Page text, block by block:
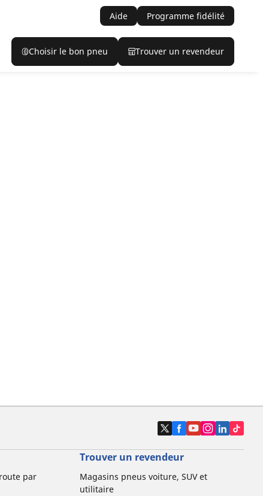
Aide Programme fidélité
Choisir le bon pneu Trouver un revendeur
par
Trouver un revendeur
Magasins pneus voiture, SUV et
utilitaire